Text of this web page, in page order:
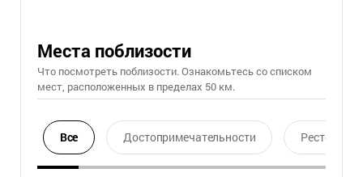
Места поблизости
Что посмотреть поблизости. Ознакомьтесь со списком
мест, расположенных в пределах 50 км.
Все Достопримечательности Ресторан